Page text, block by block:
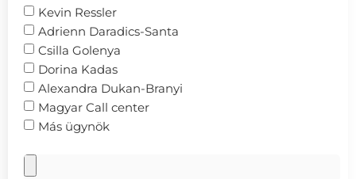
Kevin Ressler
Adrienn Daradics-Santa
Csilla Golenya
Dorina Kadas
Alexandra Dukan-Branyi
Magyar Call center
Más ügynök